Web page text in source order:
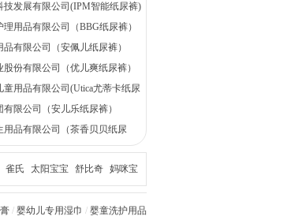
技发展有限公司(IPM智能纸尿裤)
用品有限公司（BBG纸尿裤）
有限公司（安佩儿纸尿裤）
份有限公司（优儿爽纸尿裤）
童用品有限公司(Utica尤蒂卡纸尿
限公司（安儿乐纸尿裤）
用品有限公司（茶香贝贝纸尿
雀氏 太阳宝宝 舒比奇 妈咪宝
/ 婴幼儿专用湿巾 / 婴童洗护用品